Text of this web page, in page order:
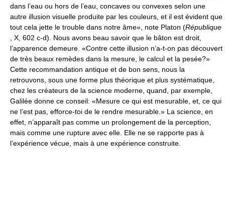
dans l’eau ou hors de l’eau, concaves ou convexes selon une
autre illusion visuelle produite par les couleurs, et il est évident que
tout cela jette le trouble dans notre âme», note Platon (République
, X, 602 c-d). Nous avons beau savoir que le bâton est droit,
l’apparence demeure. «Contre cette illusion n’a-t-on pas découvert
de très beaux remèdes dans la mesure, le calcul et la pesée?»
Cette recommandation antique et de bon sens, nous la
retrouvons, sous une forme plus théorique et plus systématique,
chez les créateurs de la science moderne, quand, par exemple,
Galilée donne ce conseil: «Mesure ce qui est mesurable, et, ce qui
ne l’est pas, efforce-toi de le rendre mesurable.» La science, en
effet, n’apparaît pas comme un prolongement de la perception,
mais comme une rupture avec elle. Elle ne se rapporte pas à
l’expérience vécue, mais à une expérience construite.